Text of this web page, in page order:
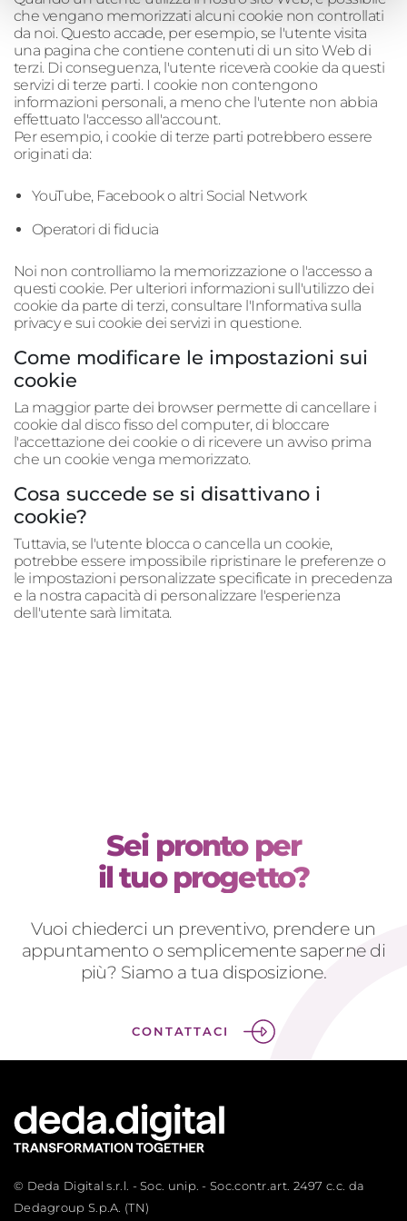
che vengano memorizzati alcuni cookie non controllati
da noi. Questo accade, per esempio, se l'utente visita
una pagina che contiene contenuti di un sito Web di
terzi. Di conseguenza, l'utente riceverà cookie da questi
servizi di terze parti. I cookie non contengono
informazioni personali, a meno che l'utente non abbia
effettuato l'accesso all'account.
Per esempio, i cookie di terze parti potrebbero essere
originati da:
YouTube, Facebook o altri Social Network
Operatori di fiducia
Noi non controlliamo la memorizzazione o l'accesso a
questi cookie. Per ulteriori informazioni sull'utilizzo dei
cookie da parte di terzi, consultare l'Informativa sulla
privacy e sui cookie dei servizi in questione.
Come modificare le impostazioni sui
cookie
La maggior parte dei browser permette di cancellare i
cookie dal disco fisso del computer, di bloccare
l'accettazione dei cookie o di ricevere un avviso prima
che un cookie venga memorizzato.
Cosa succede se si disattivano i
cookie?
Tuttavia, se l'utente blocca o cancella un cookie,
potrebbe essere impossibile ripristinare le preferenze o
le impostazioni personalizzate specificate in precedenza
e la nostra capacità di personalizzare l'esperienza
dell'utente sarà limitata.
Sei pronto per
il tuo progetto?
Vuoi chiederci un preventivo, prendere un
appuntamento o semplicemente saperne di
più? Siamo a tua disposizione.
CONTATTACI
© Deda Digital s.r.l. - Soc. unip. - Soc.contr.art. 2497 c.c. da
Dedagroup S.p.A. (TN)